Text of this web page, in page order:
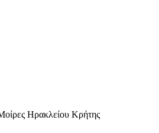
Ηρακλείου Κρήτης